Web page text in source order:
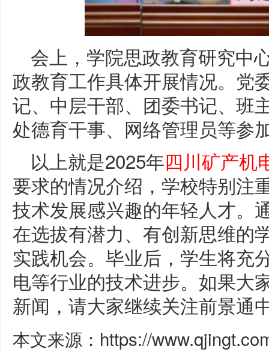
会上，学院思政教育研究中
政教育工作具体开展情况。党
记、中层干部、团委书记、班
处德育干事、网络管理员等参
以上就是2025年四川矿产机
要求的情况介绍，学校特别注
技术发展感兴趣的年轻人才。
在选拔有潜力、有创新思维的
实践机会。毕业后，学生将充
电等行业的技术进步。如果大
新闻，请大家继续关注前景通
本文来源：https://